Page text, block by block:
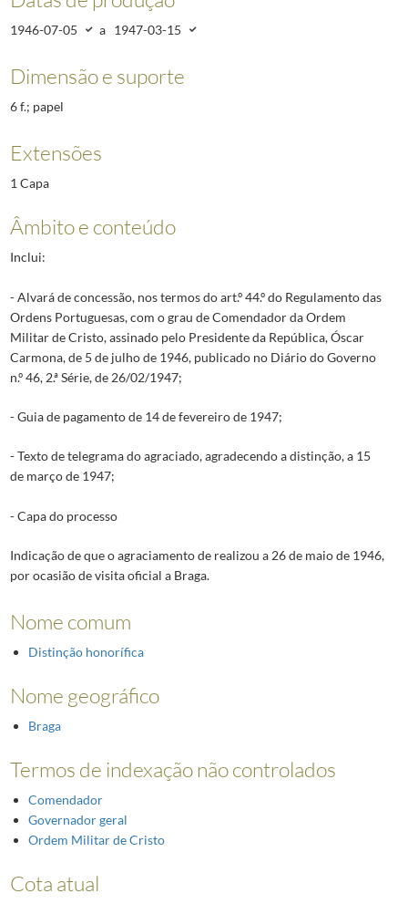
1946-07-05 a 1947-03-15
Dimensão e suporte
6 f.; papel
Extensões
1 Capa
Âmbito e conteúdo
Inclui:
- Alvará de concessão, nos termos do art.º 44.º do Regulamento das
Ordens Portuguesas, com o grau de Comendador da Ordem
Militar de Cristo, assinado pelo Presidente da República, Óscar
Carmona, de 5 de julho de 1946, publicado no Diário do Governo
n.º 46, 2.ª Série, de 26/02/1947;
- Guia de pagamento de 14 de fevereiro de 1947;
- Texto de telegrama do agraciado, agradecendo a distinção, a 15
de março de 1947;
- Capa do processo
Indicação de que o agraciamento de realizou a 26 de maio de 1946,
por ocasião de visita oficial a Braga.
Nome comum
Distinção honorífica
Nome geográfico
Braga
Termos de indexação não controlados
Comendador
Governador geral
Ordem Militar de Cristo
Cota atual